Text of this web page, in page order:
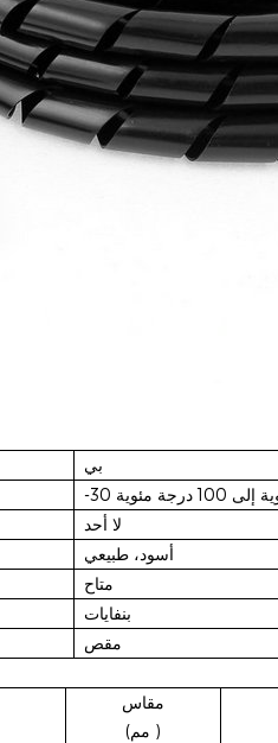
بي
درجة مئوية
لا أحد
أسود، طبيعي
متاح
بنفايات
مقص
مقاس
)